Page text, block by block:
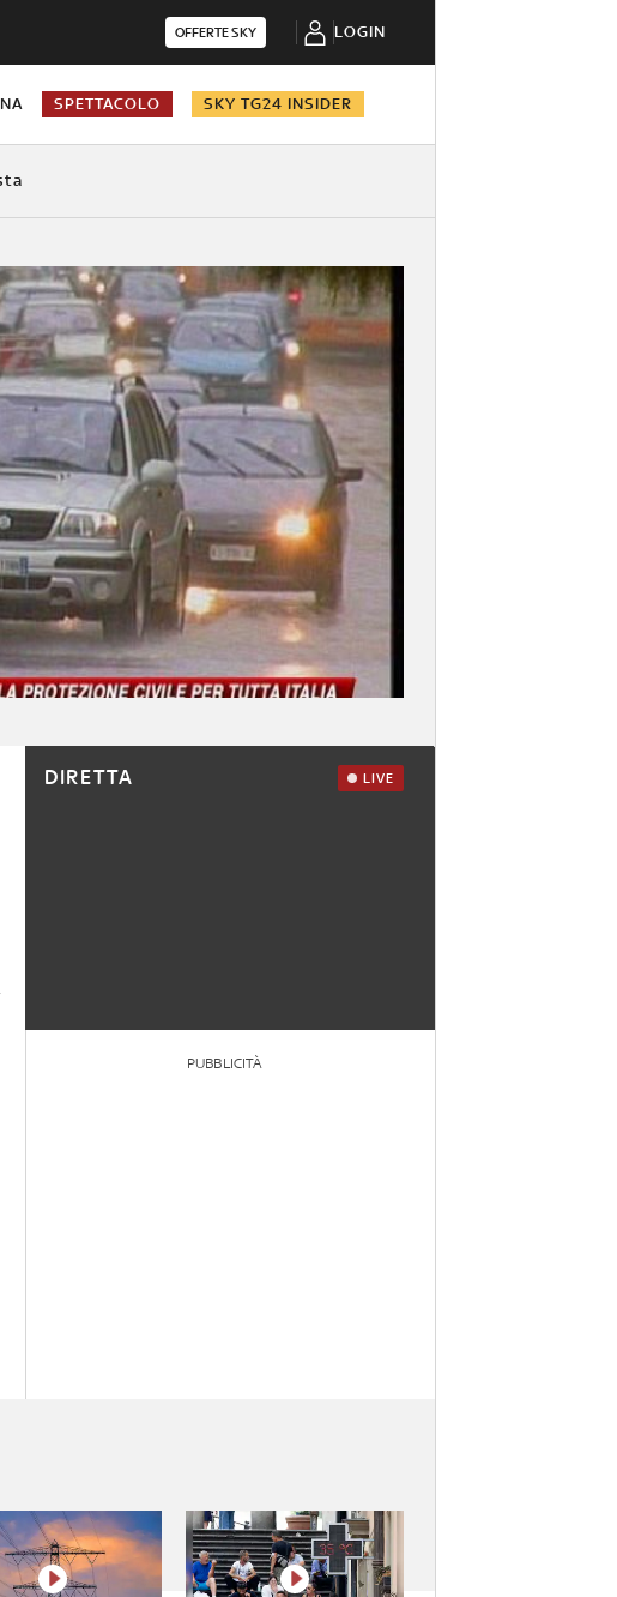
OFFERTE SKY LOGIN
SPETTACOLO SKY TG24 INSIDER
DIRETTA LIVE
PUBBLICITÀ